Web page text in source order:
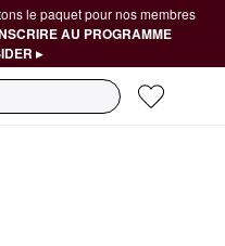
le paquet pour nos membres
AU PROGRAMME
▸